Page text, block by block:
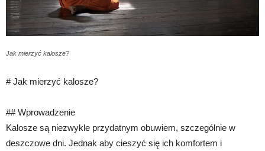
Jak mierzyć kalosze?
# Jak mierzyć kalosze?
## Wprowadzenie
Kalosze są niezwykle przydatnym obuwiem, szczególnie w
deszczowe dni. Jednak aby cieszyć się ich komfortem i